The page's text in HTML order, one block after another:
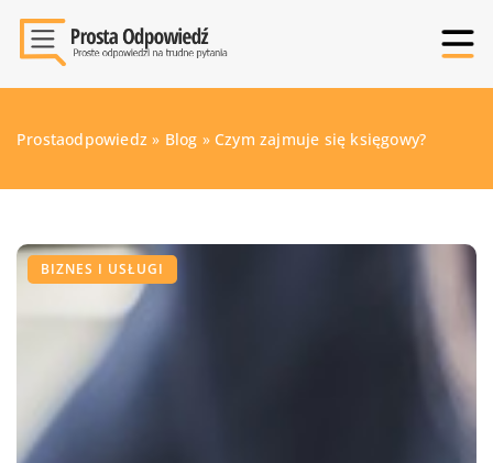
Prostaodpowiedz » Blog » Czym zajmuje się księgowy?
BIZNES I USŁUGI